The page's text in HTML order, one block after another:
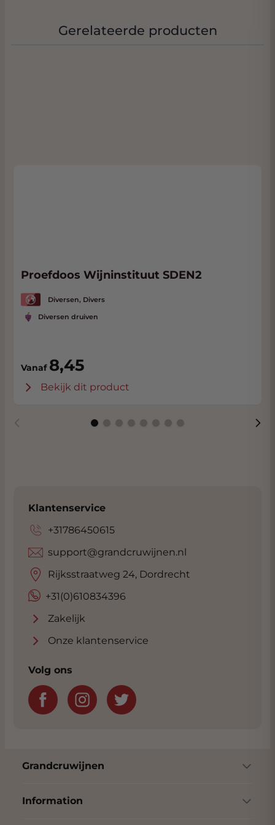
geconditioneerde Wine Warehouse en als u
de wijn komt afhalen ontvangt u ook nog
Gerelateerde producten
Proefdoos Wijninstituut SDEN2
Diversen, Divers
Diversen druiven
Vanaf 8,45
Bekijk dit product
Klantenservice
+31786450615
+31(0)610834396
support@grandcruwijnen.nl
Rijksstraatweg 24, Dordrecht
Zakelijk
Onze klantenservice
Volg ons
Grandcruwijnen
Information